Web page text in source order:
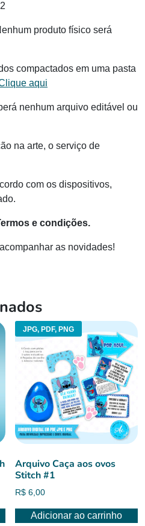
produto físico será
compactados em uma pasta
aqui
nenhum arquivo editável ou
na arte, o serviço de
com os dispositivos,
e condições.
as novidades!
JPG, PDF, PNG
Arquivo Caça aos ovos
Stitch #1
R$ 6,00
Adicionar ao carrinho